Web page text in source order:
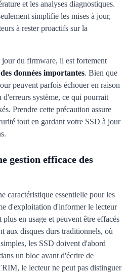
et les analyses diagnostiques.
simplifie les mises à jour,
à rester proactifs sur la
du firmware, il est fortement
données importantes. Bien que
peuvent parfois échouer en raison
système, ce qui pourrait
Prendre cette précaution assure
tout en gardant votre SSD à jour
gestion efficace des
caractéristique essentielle pour les
d'exploitation d'informer le lecteur
en usage et peuvent être effacés
aux disques durs traditionnels, où
les SSD doivent d'abord
un bloc avant d'écrire de
le lecteur ne peut pas distinguer